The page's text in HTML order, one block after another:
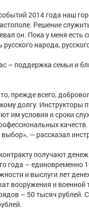
2014 года наш
Решение
он. Пока у меня
народа,
– поддержка семьи
прежде всего,
долгу.
им условия и сроки
— рассказал
получают
года –
и выслуги лет
вооружения и
– 50 тысяч